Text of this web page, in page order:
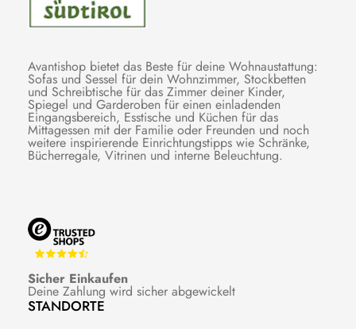
Avantishop bietet das Beste für deine Wohnaustattung:
Sofas und Sessel für dein Wohnzimmer, Stockbetten
und Schreibtische für das Zimmer deiner Kinder,
Spiegel und Garderoben für einen einladenden
Eingangsbereich, Esstische und Küchen für das
Mittagessen mit der Familie oder Freunden und noch
weitere inspirierende Einrichtungstipps wie Schränke,
Bücherregale, Vitrinen und interne Beleuchtung.
Sicher Einkaufen
Deine Zahlung wird sicher abgewickelt
STANDORTE